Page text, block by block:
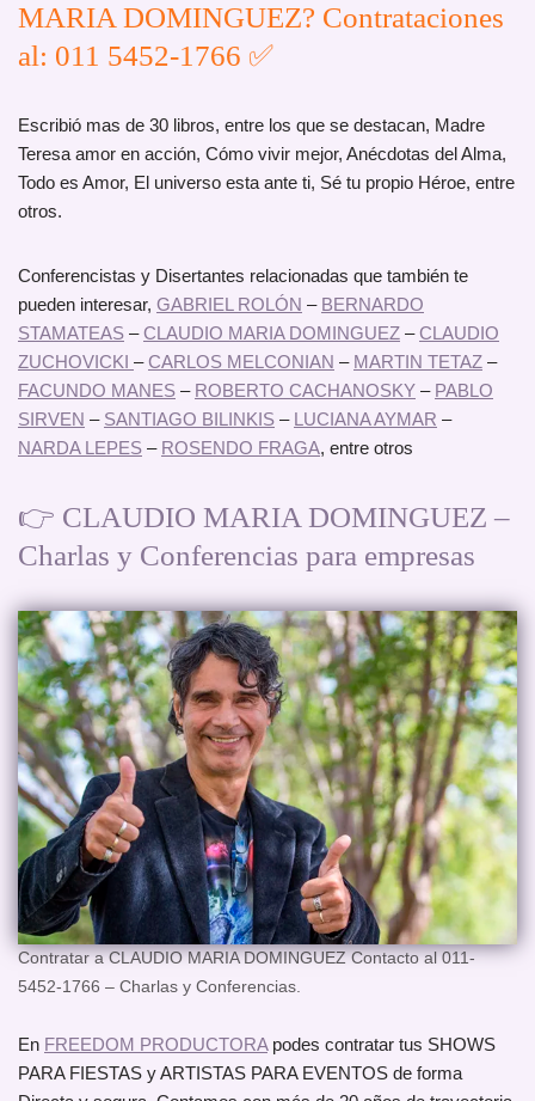
MARIA DOMINGUEZ? Contrataciones
al: 011 5452-1766 ✅
Escribió mas de 30 libros, entre los que se destacan, Madre
Teresa amor en acción, Cómo vivir mejor, Anécdotas del Alma,
Todo es Amor, El universo esta ante ti, Sé tu propio Héroe, entre
otros.
Conferencistas y Disertantes relacionadas que también te
pueden interesar, GABRIEL ROLÓN – BERNARDO
STAMATEAS –CLAUDIO MARIA DOMINGUEZ –CLAUDIO
ZUCHOVICKI –CARLOS MELCONIAN – MARTIN TETAZ –
FACUNDO MANES – ROBERTO CACHANOSKY – PABLO
SIRVEN – SANTIAGO BILINKIS – LUCIANA AYMAR –
NARDA LEPES – ROSENDO FRAGA, entre otros
👉 CLAUDIO MARIA DOMINGUEZ –
Charlas y Conferencias para empresas
Contratar a CLAUDIO MARIA DOMINGUEZ Contacto al 011-
5452-1766 – Charlas y Conferencias.
En FREEDOM PRODUCTORApodes contratar tus SHOWS
PARA FIESTAS y ARTISTAS PARA EVENTOS de forma